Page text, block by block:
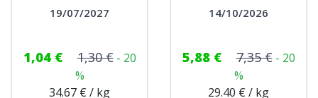
19/07/2027
1,04 € 1,30 € - 20
%
34.67 € / kg
14/10/2026
5,88 € 7,35 € - 20
%
29.40 € / kg